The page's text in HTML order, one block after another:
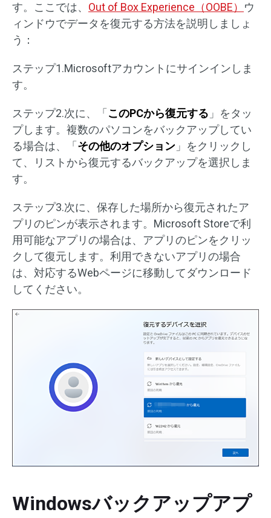
す。ここでは、 Out of Box Experience（OOBE） ウ
ィンドウでデータを復元する方法を説明しましょ
う：
ステップ1.Microsoftアカウントにサインインしま
す。
ステップ2.次に、「 このPCから復元する 」をタッ
プします。複数のパソコンをバックアップしてい
る場合は、「 その他のオプション 」をクリックし
て、リストから復元するバックアップを選択しま
す。
ステップ3.次に、保存した場所から復元されたア
プリのピンが表示されます。Microsoft Storeで利
用可能なアプリの場合は、アプリのピンをクリッ
クして復元します。利用できないアプリの場合
は、対応するWebページに移動してダウンロード
してください。
Windowsバックアップアプ